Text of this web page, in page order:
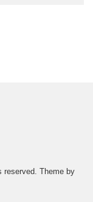
reserved. Theme by